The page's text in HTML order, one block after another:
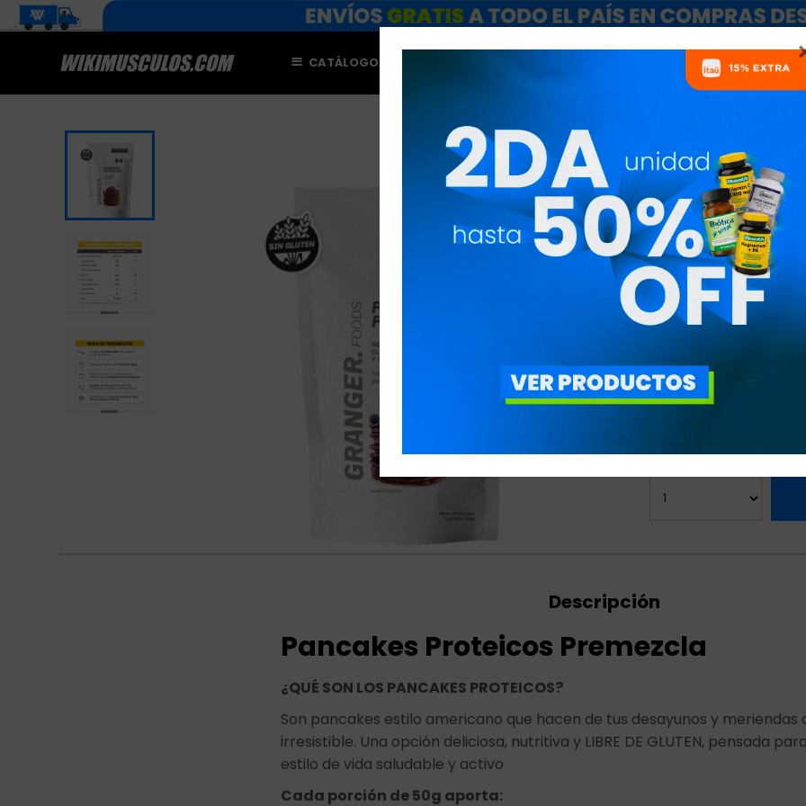
CATÁLOGO NUTRICIONISTAS
PANCAKES
SABOR
GRAS5518
$800
$680
Variedades:
Descripción
Pancakes Proteicos Premezcla
¿QUÉ SON LOS PANCAKES PROTEICOS?
Son pancakes estilo americano que hacen de tus desayunos y
irresistible. Una opción deliciosa, nutritiva y LIBRE DE GLUTEN, pensada
estilo de vida saludable y activo
Cada porción de 50g aporta: